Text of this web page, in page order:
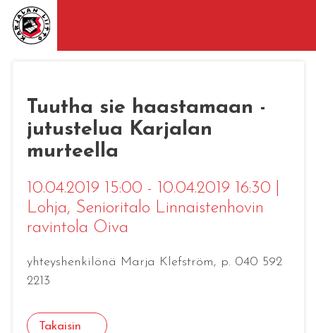
Tuutha sie haastamaan -
jutustelua Karjalan
murteella
10.04.2019 15:00 - 10.04.2019 16:30
Lohja, Senioritalo Linnaistenhovin
ravintola Oiva
yhteyshenkilönä Marja Klefström, p. 040 592
2213
Takaisin